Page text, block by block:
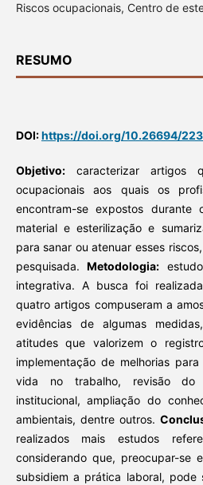
Riscos ocupacionais, Centro de
RESUMO
DOI:https://doi.org/10.26694/
Objetivo:caracterizar artigos
ocupacionais aos quais os
encontram-se expostos
material e esterilização e
para sanar ou atenuar esses
pesquisada.Metodologia:
integrativa. A busca foi
quatro artigos compuseram a
evidências de algumas
atitudes que valorizem o
implementação de melhorias
vida no trabalho, revisão do
institucional, ampliação do
ambientais, dentre outros.
realizados mais estudos
considerando que, preocupar-se
subsidiem a prática laboral,